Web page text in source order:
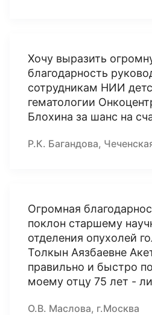
Хочу выразить
благодарность
сотрудникам НИИ
гематологии
Блохина за шанс на
Р.К. Багандова,
Огромная
поклон старшему
отделения опухолей
Толкын Аязбаевне
правильно и быстро
моему отцу 75 лет -
О.В. Маслова, г.Москва